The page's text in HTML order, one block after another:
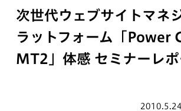
次世代ウェブサイトマネ
ラットフォーム「Power
MT2」体感 セミナーレポ
2010.5.24